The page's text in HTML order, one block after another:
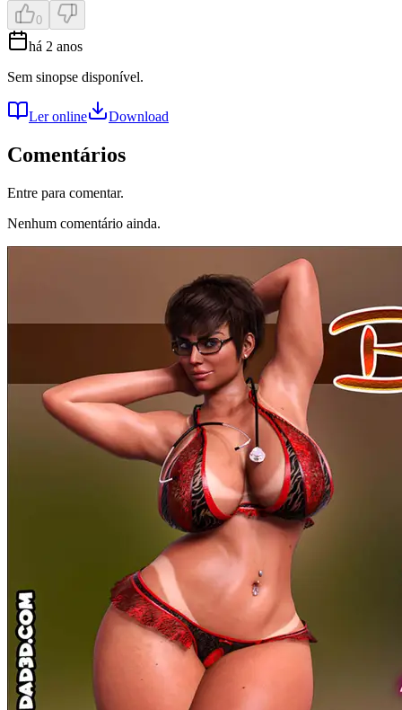
0
há 2 anos
Sem sinopse disponível.
Ler online Download
Comentários
Entre para comentar.
Nenhum comentário ainda.